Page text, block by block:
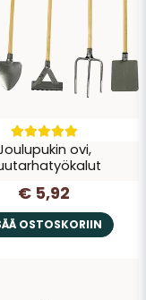
ovi,
€ 5,92
OSTOSKORIIN